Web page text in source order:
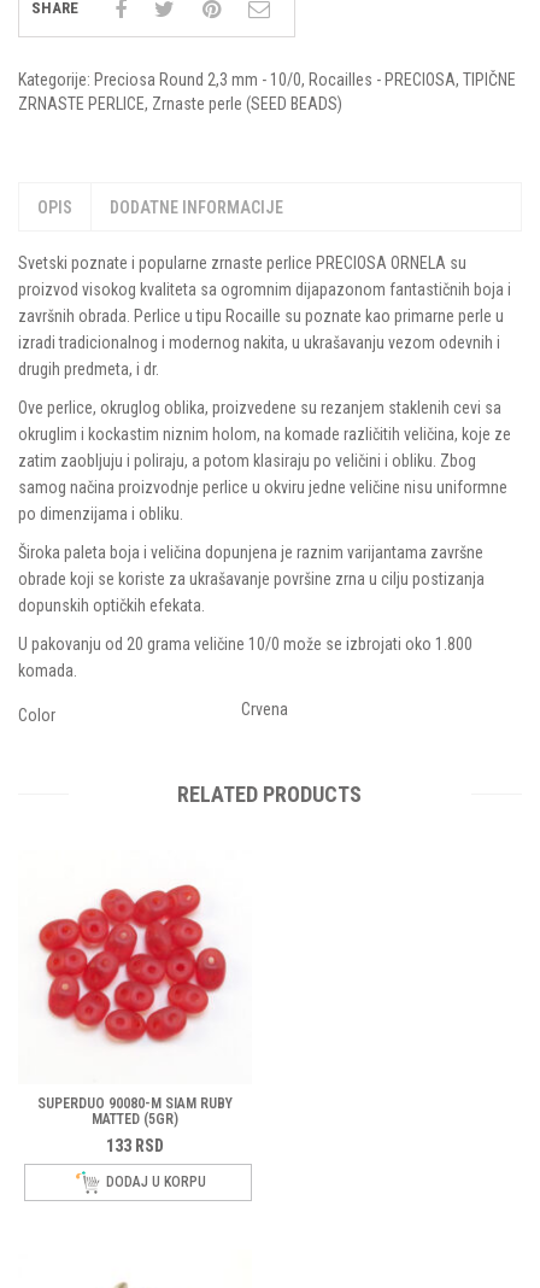
SHARE
Kategorije: Preciosa Round 2,3 mm - 10/0, Rocailles - PRECIOSA, TIPIČNE
ZRNASTE PERLICE, Zrnaste perle (SEED BEADS)
OPIS DODATNE INFORMACIJE
Svetski poznate i popularne zrnaste perlice PRECIOSA ORNELA su
proizvod visokog kvaliteta sa ogromnim dijapazonom fantastičnih boja i
završnih obrada. Perlice u tipu Rocaille su poznate kao primarne perle u
izradi tradicionalnog i modernog nakita, u ukrašavanju vezom odevnih i
drugih predmeta, i dr.
Ove perlice, okruglog oblika, proizvedene su rezanjem staklenih cevi sa
okruglim i kockastim niznim holom, na komade različitih veličina, koje ze
zatim zaobljuju i poliraju, a potom klasiraju po veličini i obliku. Zbog
samog načina proizvodnje perlice u okviru jedne veličine nisu uniformne
po dimenzijama i obliku.
Široka paleta boja i veličina dopunjena je raznim varijantama završne
obrade koji se koriste za ukrašavanje površine zrna u cilju postizanja
dopunskih optičkih efekata.
U pakovanju od 20 grama veličine 10/0 može se izbrojati oko 1.800
komada.
Color Crvena
RELATED PRODUCTS
SUPERDUO 90080-M SIAM RUBY
MATTED (5GR)
133 RSD
DODAJ U KORPU